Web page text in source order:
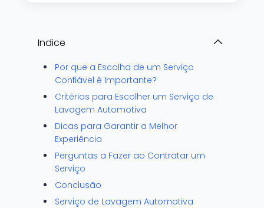
Indice
Por que a Escolha de um Serviço
Confiável é Importante?
Critérios para Escolher um Serviço de
Lavagem Automotiva
Dicas para Garantir a Melhor
Experiência
Perguntas a Fazer ao Contratar um
Serviço
Conclusão
Serviço de Lavagem Automotiva